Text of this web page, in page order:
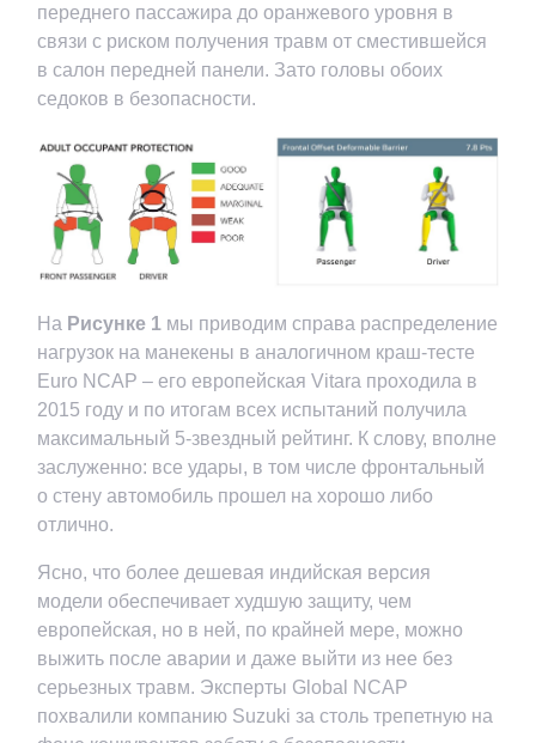
переднего пассажира до оранжевого уровня в
связи с риском получения травм от сместившейся
в салон передней панели. Зато головы обоих
седоков в безопасности.
На Рисунке 1 мы приводим справа распределение
нагрузок на манекены в аналогичном краш-тесте
Euro NCAP – его европейская Vitara проходила в
2015 году и по итогам всех испытаний получила
максимальный 5-звездный рейтинг. К слову, вполне
заслуженно: все удары, в том числе фронтальный
о стену автомобиль прошел на хорошо либо
отлично.
Ясно, что более дешевая индийская версия
модели обеспечивает худшую защиту, чем
европейская, но в ней, по крайней мере, можно
выжить после аварии и даже выйти из нее без
серьезных травм. Эксперты Global NCAP
похвалили компанию Suzuki за столь трепетную на